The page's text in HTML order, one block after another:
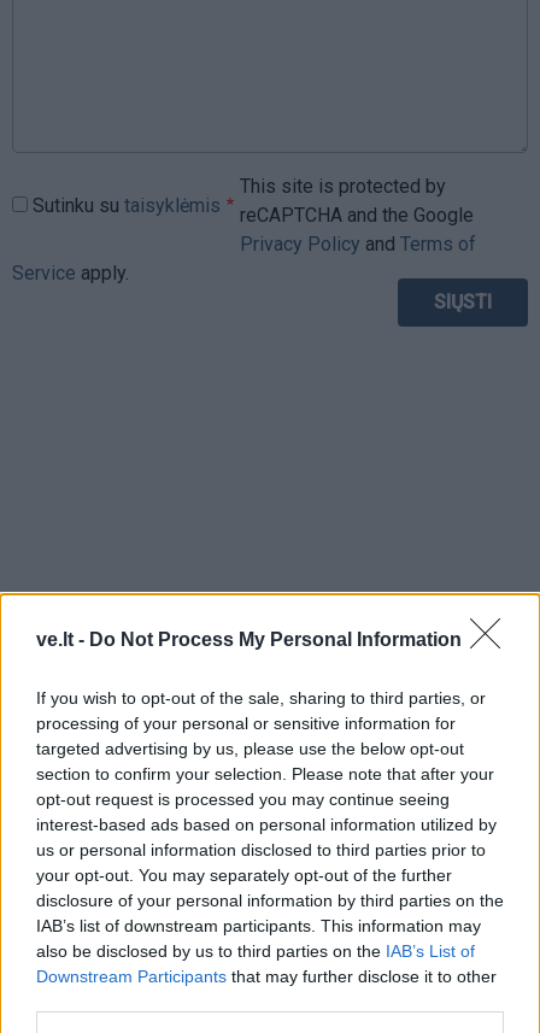
ve.lt - Do Not Process My Personal Information
If you wish to opt-out of the sale, sharing to third parties, or
processing of your personal or sensitive information for
targeted advertising by us, please use the below opt-out
section to confirm your selection. Please note that after your
opt-out request is processed you may continue seeing
interest-based ads based on personal information utilized by
us or personal information disclosed to third parties prior to
your opt-out. You may separately opt-out of the further
disclosure of your personal information by third parties on the
IAB’s list of downstream participants. This information may
also be disclosed by us to third parties on the IAB’s List of
Downstream Participants that may further disclose it to other
Sutinku su taisyklėmis
This site is protected by
reCAPTCHA and the Google
Privacy Policy and Terms of
Service apply.
TAIP PAT SKAITYKITE
Новости
НАТО обсуждает
размещение ядерного
оружия вблизи Латвии:
Новости
Жителей Подмосковья
стали оповещать о
расположении